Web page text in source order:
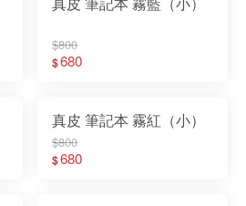
$800
$680
真皮 筆記本 霧紅（小）
$800
$680